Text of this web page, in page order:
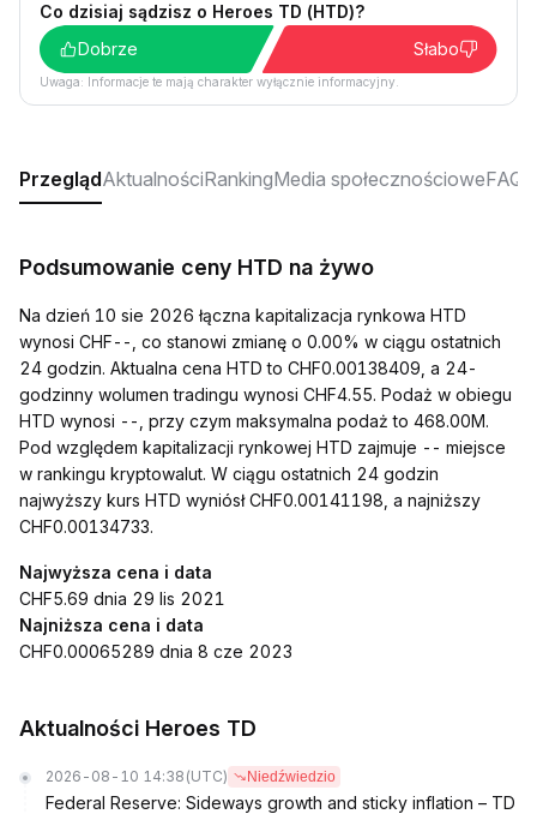
Co dzisiaj sądzisz o Heroes TD (HTD)?
Dobrze
Słabo
Uwaga: Informacje te mają charakter wyłącznie informacyjny.
PrzeglądAktualnościRankingMedia społecznościoweFAQ
Podsumowanie ceny HTD na żywo
Na dzień 10 sie 2026 łączna kapitalizacja rynkowa HTD
wynosi CHF--, co stanowi zmianę o 0.00% w ciągu ostatnich
24 godzin. Aktualna cena HTD to CHF0.00138409, a 24-
godzinny wolumen tradingu wynosi CHF4.55. Podaż w obiegu
HTD wynosi --, przy czym maksymalna podaż to 468.00M.
Pod względem kapitalizacji rynkowej HTD zajmuje -- miejsce
w rankingu kryptowalut. W ciągu ostatnich 24 godzin
najwyższy kurs HTD wyniósł CHF0.00141198, a najniższy
CHF0.00134733.
Najwyższa cena i data
CHF5.69 dnia 29 lis 2021
Najniższa cena i data
CHF0.00065289 dnia 8 cze 2023
Aktualności Heroes TD
2026-08-10 14:38 (UTC) Niedźwiedzio
Federal Reserve: Sideways growth and sticky inflation – TD